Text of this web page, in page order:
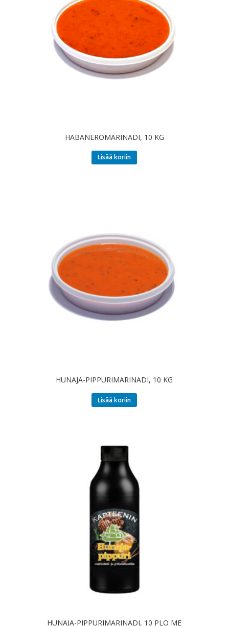
HABANEROMARINADI, 10 KG
Lisää koriin
HUNAJA-PIPPURIMARINADI, 10 KG
Lisää koriin
HUNAJA-PIPPURIMARINADI, 10 PLO ME